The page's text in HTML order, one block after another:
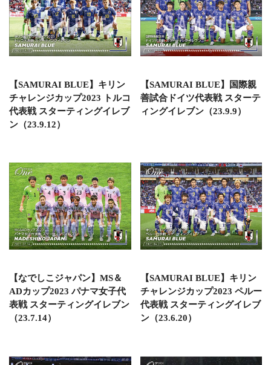
【SAMURAI BLUE】キリン
チャレンジカップ2023 トルコ
代表戦 スターティングイレブ
ン（23.9.12）
【SAMURAI BLUE】国際親
善試合ドイツ代表戦 スターテ
ィングイレブン（23.9.9）
【なでしこジャパン】MS＆
ADカップ2023 パナマ女子代
表戦 スターティングイレブン
（23.7.14）
【SAMURAI BLUE】キリン
チャレンジカップ2023 ペルー
代表戦 スターティングイレブ
ン（23.6.20）